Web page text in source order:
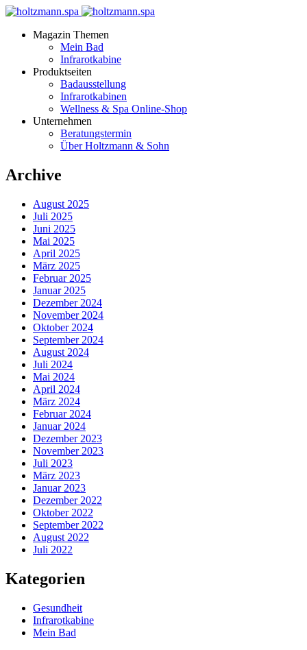
Magazin Themen
Mein Bad
Infrarotkabine
Produktseiten
Badausstellung
Infrarotkabinen
Wellness & Spa Online-Shop
Unternehmen
Beratungstermin
Über Holtzmann & Sohn
Archive
August 2025
Juli 2025
Juni 2025
Mai 2025
April 2025
März 2025
Februar 2025
Januar 2025
Dezember 2024
November 2024
Oktober 2024
September 2024
August 2024
Juli 2024
Mai 2024
April 2024
März 2024
Februar 2024
Januar 2024
Dezember 2023
November 2023
Juli 2023
März 2023
Januar 2023
Dezember 2022
Oktober 2022
September 2022
August 2022
Juli 2022
Kategorien
Gesundheit
Infrarotkabine
Mein Bad